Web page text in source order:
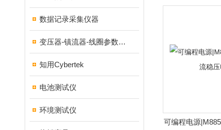
数据记录采集仪器
变压器-镇流器-线圈参数测试仪器
知用Cybertek
电池测试仪
环境测试仪
波器
可编程电源